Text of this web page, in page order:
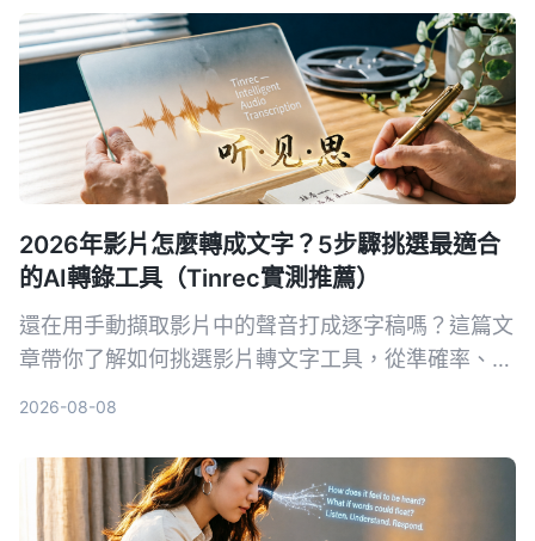
語言溝通組合。
2026年影片怎麼轉成文字？5步驟挑選最適合
的AI轉錄工具（Tinrec實測推薦）
還在用手動擷取影片中的聲音打成逐字稿嗎？這篇文
章帶你了解如何挑選影片轉文字工具，從準確率、AI
2026-08-08